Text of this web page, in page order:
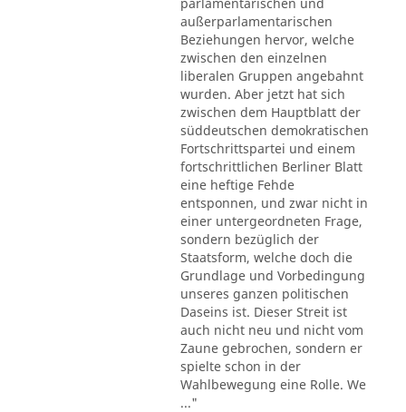
außerparlamentarischen
Beziehungen hervor, welche
zwischen den einzelnen
liberalen Gruppen angebahnt
wurden. Aber jetzt hat sich
zwischen dem Hauptblatt der
süddeutschen demokratischen
Fortschrittspartei und einem
fortschrittlichen Berliner Blatt
eine heftige Fehde
entsponnen, und zwar nicht in
einer untergeordneten Frage,
sondern bezüglich der
Staatsform, welche doch die
Grundlage und Vorbedingung
unseres ganzen politischen
Daseins ist. Dieser Streit ist
auch nicht neu und nicht vom
Zaune gebrochen, sondern er
spielte schon in der
Wahlbewegung eine Rolle. We
..."